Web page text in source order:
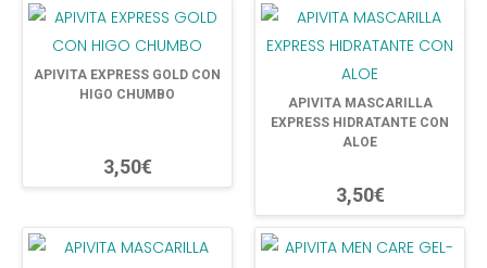
APIVITA EXPRESS GOLD CON
HIGO CHUMBO
3,50€
APIVITA MASCARILLA
EXPRESS HIDRATANTE CON
ALOE
3,50€